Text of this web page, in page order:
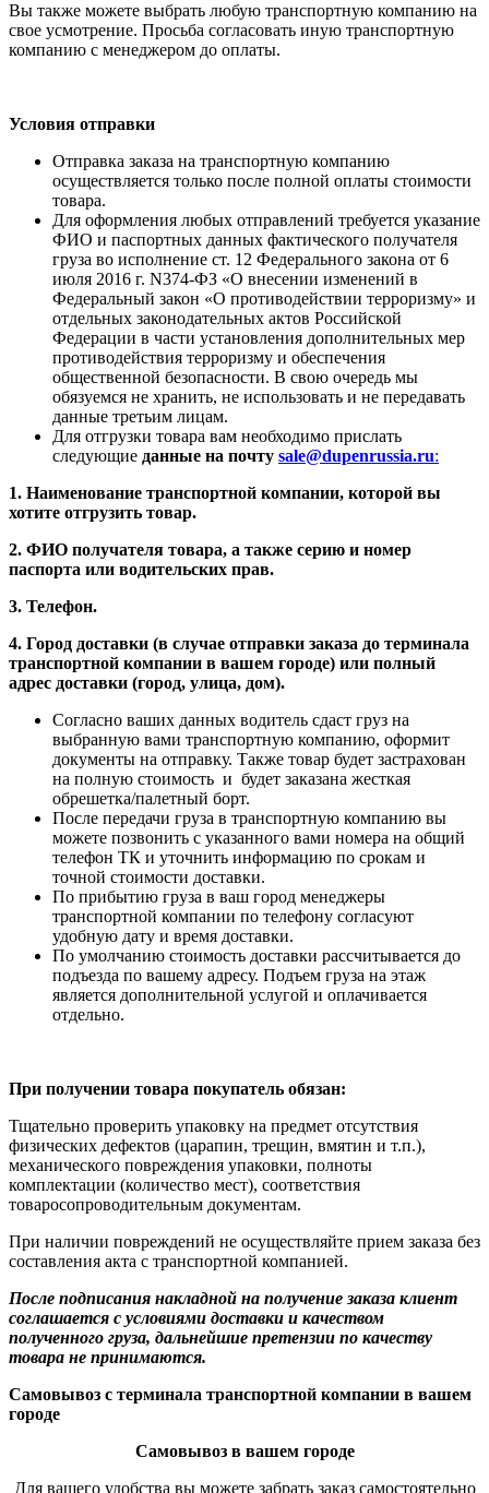
Вы также можете выбрать любую транспортную компанию на
свое усмотрение. Просьба согласовать иную транспортную
компанию с менеджером до оплаты.
Условия отправки
Отправка заказа на транспортную компанию
осуществляется только после полной оплаты стоимости
товара.
Для оформления любых отправлений требуется указание
ФИО и паспортных данных фактического получателя
груза во исполнение ст. 12 Федерального закона от 6
июля 2016 г. N374-ФЗ «О внесении изменений в
Федеральный закон «О противодействии терроризму» и
отдельных законодательных актов Российской
Федерации в части установления дополнительных мер
противодействия терроризму и обеспечения
общественной безопасности. В свою очередь мы
обязуемся не хранить, не использовать и не передавать
данные третьим лицам.
Для отгрузки товара вам необходимо прислать
следующие данные на почту sale@dupenrussia.ru:
1. Наименование транспортной компании, которой вы
хотите отгрузить товар.
2. ФИО получателя товара, а также серию и номер
паспорта или водительских прав.
3. Телефон.
4. Город доставки (в случае отправки заказа до терминала
транспортной компании в вашем городе) или полный
адрес доставки (город, улица, дом).
Согласно ваших данных водитель сдаст груз на
выбранную вами транспортную компанию, оформит
документы на отправку. Также товар будет застрахован
на полную стоимость и будет заказана жесткая
обрешетка/палетный борт.
После передачи груза в транспортную компанию вы
можете позвонить с указанного вами номера на общий
телефон ТК и уточнить информацию по срокам и
точной стоимости доставки.
По прибытию груза в ваш город менеджеры
транспортной компании по телефону согласуют
удобную дату и время доставки.
По умолчанию стоимость доставки рассчитывается до
подъезда по вашему адресу. Подъем груза на этаж
является дополнительной услугой и оплачивается
отдельно.
При получении товара покупатель обязан:
Тщательно проверить упаковку на предмет отсутствия
физических дефектов (царапин, трещин, вмятин и т.п.),
механического повреждения упаковки, полноты
комплектации (количество мест), соответствия
товаросопроводительным документам.
При наличии повреждений не осуществляйте прием заказа без
составления акта с транспортной компанией.
После подписания накладной на получение заказа клиент
соглашается с условиями доставки и качеством
полученного груза, дальнейшие претензии по качеству
товара не принимаются.
Самовывоз с терминала транспортной компании в вашем
городе
Самовывоз в вашем городе
Для вашего удобства вы можете забрать заказ самостоятельно